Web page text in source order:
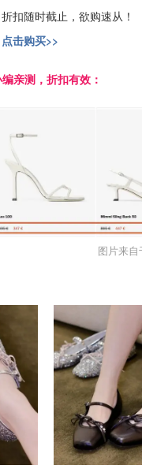
折扣随时截止，欲购速从！
点击购买>>
亲测，折扣有效：
图片来